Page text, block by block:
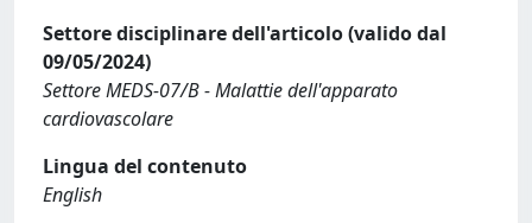
Settore disciplinare dell'articolo (valido dal
09/05/2024)
Settore MEDS-07/B - Malattie dell'apparato
cardiovascolare
Lingua del contenuto
English